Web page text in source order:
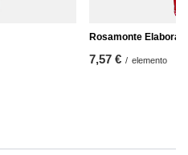
Rosamonte
7,57 € / elemento